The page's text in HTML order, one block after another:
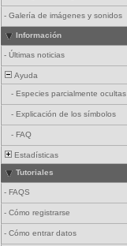
- Galería de imágenes y sonidos
Información
- Últimas noticias
Ayuda
- Especies parcialmente ocultas
- Explicación de los símbolos
- FAQ
Estadísticas
Tutoriales
- FAQS
- Cómo registrarse
- Cómo entrar datos